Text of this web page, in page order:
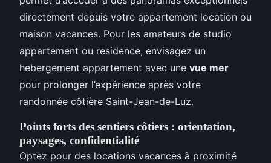
directement depuis votre appartement location ou
maison vacances. Pour les amateurs de studio
appartement ou residence, envisagez un
hebergement appartement avec une vue mer
pour prolonger l’expérience après votre
randonnée côtière Saint-Jean-de-Luz.
Points forts des sentiers côtiers : orientation,
paysages, confidentialité
Optez pour des locations vacances à proximité